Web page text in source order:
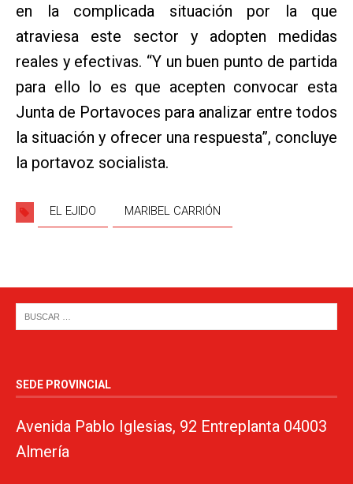
en la complicada situación por la que
atraviesa este sector y adopten medidas
reales y efectivas. “Y un buen punto de partida
para ello lo es que acepten convocar esta
Junta de Portavoces para analizar entre todos
la situación y ofrecer una respuesta”, concluye
la portavoz socialista.
EL EJIDO MARIBEL CARRIÓN
SEDE PROVINCIAL
Avenida Pablo Iglesias, 92 Entreplanta 04003
Almería